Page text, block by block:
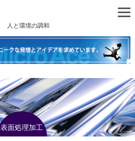
人と環境の調和
表面処理加工